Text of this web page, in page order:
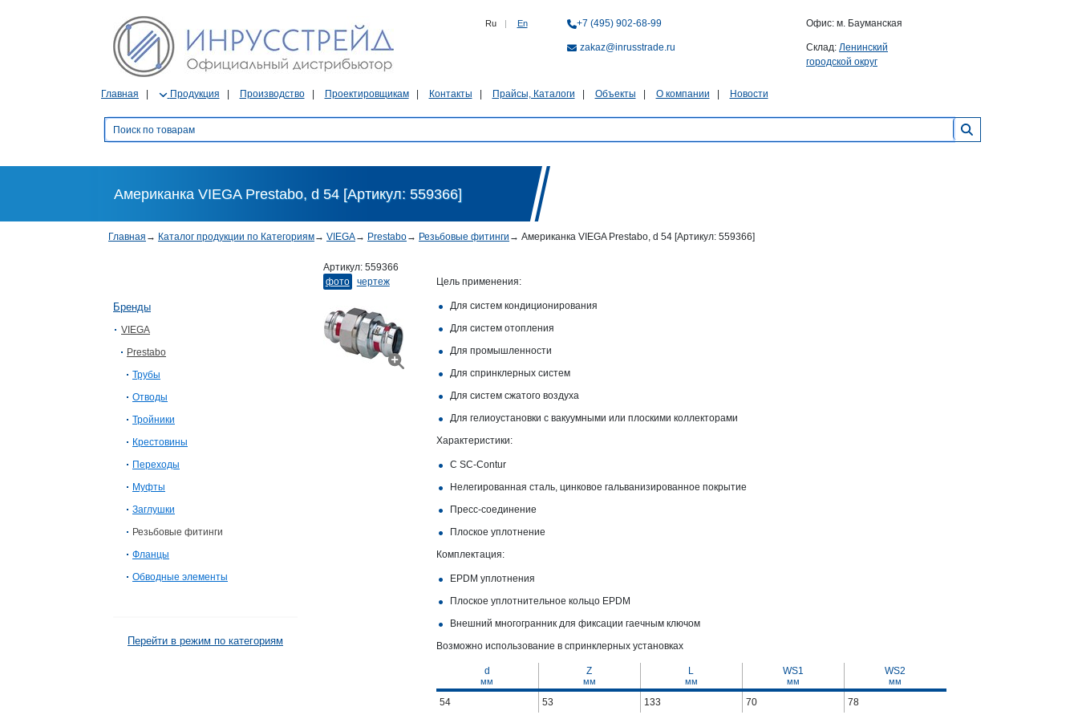
Ru | En +7 (495) 902-68-99
zakaz@inrusstrade.ru
Офис: м. Бауманская
Склад: Ленинский
городской округ
Главная Продукция Производство Проектировщикам Контакты Прайсы, Каталоги Объекты О компании Новости
Американка VIEGA Prestabo, d 54 [Артикул: 559366]
Главная → Каталог продукции по Категориям→ VIEGA→ Prestabo→ Резьбовые фитинги → Американка VIEGA Prestabo, d 54 [Артикул: 559366]
Бренды
VIEGA
Prestabo
Трубы
Отводы
Тройники
Крестовины
Переходы
Муфты
Заглушки
Резьбовые фитинги
Фланцы
Обводные элементы
Перейти в режим по категориям
Артикул: 559366
фото
чертеж Цель применения:
Для систем кондиционирования
Для систем отопления
Для промышленности
Для спринклерных систем
Для систем сжатого воздуха
Для гелиоустановки с вакуумными или плоскими коллекторами
Характеристики:
С SC‑Contur
Нелегированная сталь, цинковое гальванизированное покрытие
Пресс-соединение
Плоское уплотнение
Комплектация:
EPDM уплотнения
Плоское уплотнительное кольцо EPDM
Внешний многогранник для фиксации гаечным ключом
Возможно использование в спринклерных установках
d Z L WS1 WS2
мм мм мм мм мм
54 53 133 70 78